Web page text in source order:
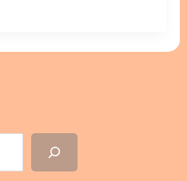
1. 什麼是貓主食罐？與
半用來提升適口性，通常
需的完整營養。 2. 主食
說，優質的主食罐會含有
的三大規範，解析它們背
出營養均衡且合適的優質
需求與實際運用 3. 國際
範解析 4. 科學基礎：學術
何挑選符合 AAFCO 飼